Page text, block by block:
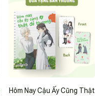
Hôm Nay Cậu Ấy Cũng Thật